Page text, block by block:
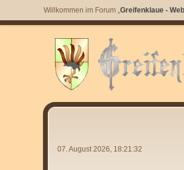
Willkommen im Forum „Greifenklaue -
07. August 2026, 18:21:32